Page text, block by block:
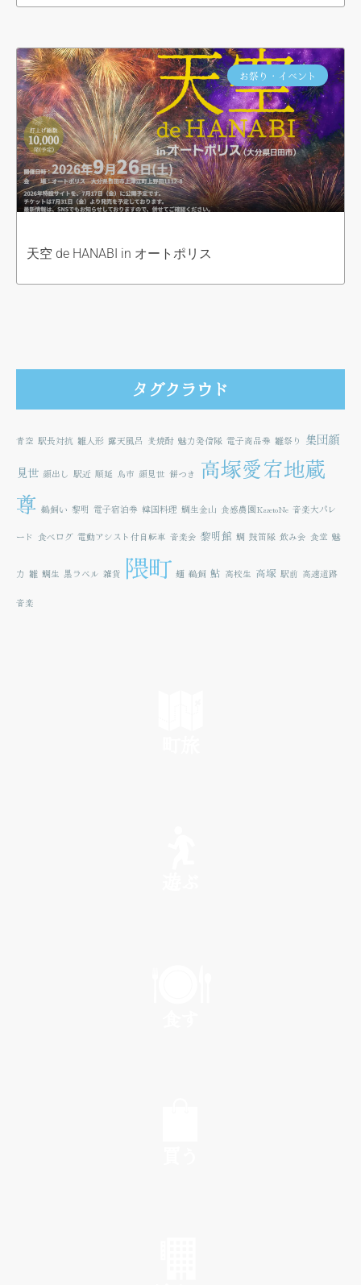
お祭り・イベント
天空 de HANABI in オートポリス
タグクラウド
青空 駅長対抗 雛人形 露天風呂 麦焼酎 魅力発信隊 電子商品券 雛祭り 集団顔
見世 顔出し 駅近 順延 鳥市 顔見世 餅つき
高塚愛宕地蔵
尊 鵜飼い 黎明 電子宿泊券 韓国料理 鯛生金山 食感農園KazetoNe 音楽大パレ
ード 食べログ 電動アシスト付自転車 音楽会 黎明館 鯛 鼓笛隊 飲み会 食堂 魅
力 雛 鯛生 黒ラベル 雑貨 隈町 麺 鵜飼 鮎 高校生 高塚 駅前 高速道路
音楽